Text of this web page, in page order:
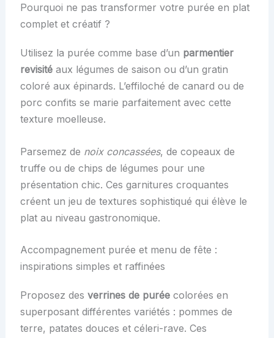
Pourquoi ne pas transformer votre purée en plat
complet et créatif ?
Utilisez la purée comme base d’un parmentier
revisitéaux légumes de saison ou d’un gratin
coloré aux épinards. L’effiloché de canard ou de
porc confits se marie parfaitement avec cette
texture moelleuse.
Parsemez de noix concassées, de copeaux de
truffe ou de chips de légumes pour une
présentation chic. Ces garnitures croquantes
créent un jeu de textures sophistiqué qui élève le
plat au niveau gastronomique.
Accompagnement purée et menu de fête :
inspirations simples et raffinées
Proposez des verrines de puréecolorées en
superposant différentes variétés : pommes de
terre, patates douces et céleri-rave. Ces